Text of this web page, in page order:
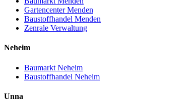
Gartencenter Menden
Baustoffhandel Menden
Zenrale Verwaltung
Neheim
Baumarkt Neheim
Baustoffhandel Neheim
Unna